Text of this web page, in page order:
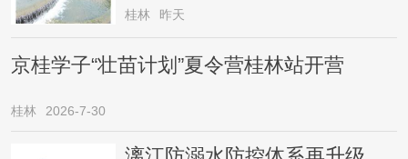
桂林 昨天
京桂学子“壮苗计划”夏令营桂林站开营
桂林 2026-7-30